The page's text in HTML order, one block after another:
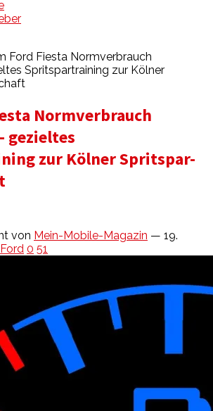
Ford Fiesta Normverbrauch
Spritspartraining zur Kölner
Normverbrauch
gezieltes
zur Kölner Spritspar-
von Mein-Mobile-Magazin — 19.
Ford 0 51